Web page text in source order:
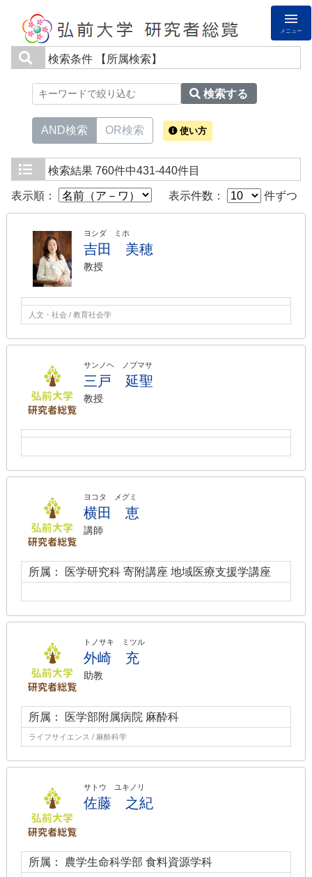
メニュー
検索条件 【所属検索】
検索する
AND検索 OR検索 使い方
検索結果 760件中431-440件目
表示順： 表示件数： 件ずつ
ヨシダ ミホ
吉田 美穂
教授
人文・社会 / 教育社会学
サンノヘ ノブマサ
三戸 延聖
教授
ヨコタ メグミ
横田 恵
講師
所属： 医学研究科 寄附講座 地域医療支援学講座
トノサキ ミツル
外崎 充
助教
所属： 医学部附属病院 麻酔科
ライフサイエンス / 麻酔科学
サトウ ユキノリ
佐藤 之紀
所属： 農学生命科学部 食料資源学科